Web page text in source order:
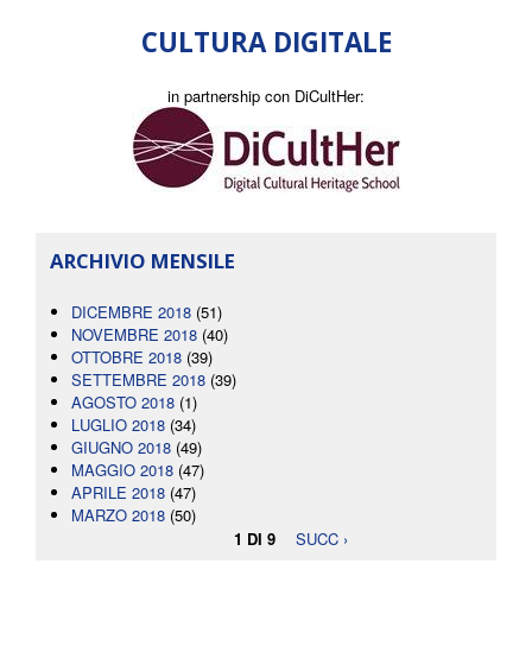
CULTURA DIGITALE
in partnership con DiCultHer:
ARCHIVIO MENSILE
DICEMBRE 2018 (51)
NOVEMBRE 2018 (40)
OTTOBRE 2018 (39)
SETTEMBRE 2018 (39)
AGOSTO 2018 (1)
LUGLIO 2018 (34)
GIUGNO 2018 (49)
MAGGIO 2018 (47)
APRILE 2018 (47)
MARZO 2018 (50)
1 DI 9
SUCC ›